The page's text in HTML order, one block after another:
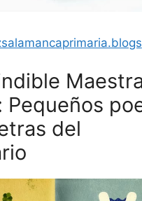
Pequeños
del